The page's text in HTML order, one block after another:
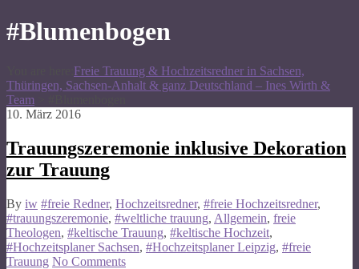
#Blumenbogen
Freie Trauung & Hochzeitsredner in Sachsen,
Thüringen, Sachsen-Anhalt & ganz Deutschland – Ines Wirth &
Team
10. März 2016
Trauungszeremonie inklusive Dekoration
zur Trauung
By iw #freie Redner, Hochzeitsredner, #freie Hochzeitsredner,
#trauungszeremonie, #weltliche trauung, Allgemein, freie
Theologen, #keltische Trauung, #keltische Hochzeit,
#Hochzeitsplaner Sachsen, #Hochzeitsplaner Leipzig, #freie
Trauung No Comments